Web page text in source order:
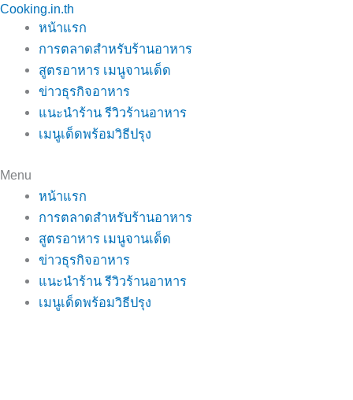
Skip
content
Cooking.in.th
หน้าแรก
การตลาดสำหรับร้านอาหาร
สูตรอาหาร เมนูจานเด็ด
ข่าวธุรกิจอาหาร
แนะนำร้าน รีวิวร้านอาหาร
เมนูเด็ดพร้อมวิธีปรุง
Menu
หน้าแรก
การตลาดสำหรับร้านอาหาร
สูตรอาหาร เมนูจานเด็ด
ข่าวธุรกิจอาหาร
แนะนำร้าน รีวิวร้านอาหาร
เมนูเด็ดพร้อมวิธีปรุง